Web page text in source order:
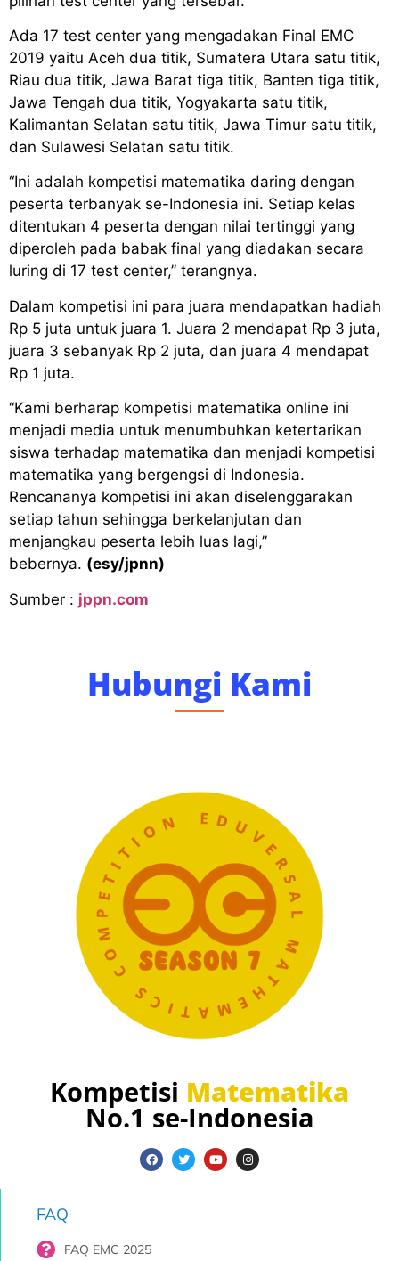
Ada 17 test center yang mengadakan Final EMC
2019 yaitu Aceh dua titik, Sumatera Utara satu titik,
Riau dua titik, Jawa Barat tiga titik, Banten tiga titik,
Jawa Tengah dua titik, Yogyakarta satu titik,
Kalimantan Selatan satu titik, Jawa Timur satu titik,
dan Sulawesi Selatan satu titik.
“Ini adalah kompetisi matematika daring dengan
peserta terbanyak se-Indonesia ini. Setiap kelas
ditentukan 4 peserta dengan nilai tertinggi yang
diperoleh pada babak final yang diadakan secara
luring di 17 test center,” terangnya.
Dalam kompetisi ini para juara mendapatkan hadiah
Rp 5 juta untuk juara 1. Juara 2 mendapat Rp 3 juta,
juara 3 sebanyak Rp 2 juta, dan juara 4 mendapat
Rp 1 juta.
“Kami berharap kompetisi matematika online ini
menjadi media untuk menumbuhkan ketertarikan
siswa terhadap matematika dan menjadi kompetisi
matematika yang bergengsi di Indonesia.
Rencananya kompetisi ini akan diselenggarakan
setiap tahun sehingga berkelanjutan dan
menjangkau peserta lebih luas lagi,”
bebernya. (esy/jpnn)
Sumber : jppn.com
Hubungi Kami
Kompetisi Matematika
No.1 se-Indonesia
FAQ
FAQ EMC 2025